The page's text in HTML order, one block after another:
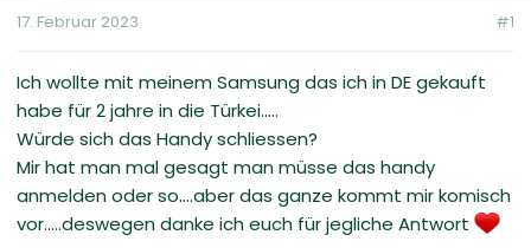
e
t
m
17. Februar 2023 #1
Ich wollte mit meinem Samsung das ich in DE gekauft
habe für 2 jahre in die Türkei.....
Würde sich das Handy schliessen?
Mir hat man mal gesagt man müsse das handy
anmelden oder so....aber das ganze kommt mir komisch
vor.....deswegen danke ich euch für jegliche Antwort